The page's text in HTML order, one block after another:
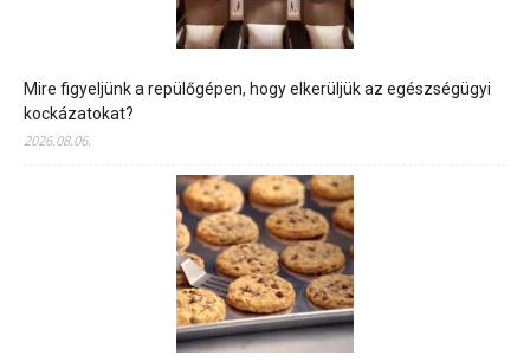
Mire figyeljünk a repülőgépen, hogy elkerüljük az egészségügyi
kockázatokat?
2026.08.06.